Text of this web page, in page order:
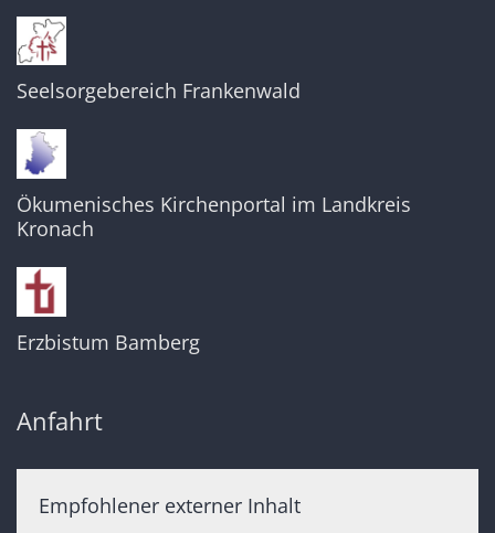
Seelsorgebereich Frankenwald
Ökumenisches Kirchenportal im Landkreis
Kronach
Erzbistum Bamberg
Anfahrt
Empfohlener externer Inhalt